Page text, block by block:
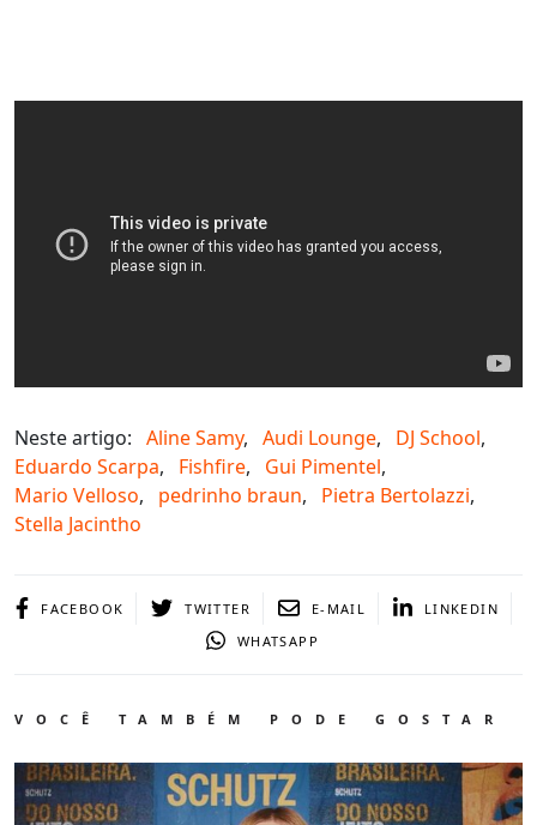
Neste artigo: Aline Samy, Audi Lounge, DJ School,
Eduardo Scarpa, Fishfire, Gui Pimentel,
Mario Velloso, pedrinho braun, Pietra Bertolazzi,
Stella Jacintho
FACEBOOK TWITTER E-MAIL
LINKEDIN
WHATSAPP
VOCÊ TAMBÉM PODE GOSTAR